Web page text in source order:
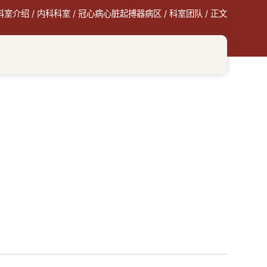
室介绍/ 内科科室/ 冠心病心脏起搏器病区/ 科室团队 / 正文